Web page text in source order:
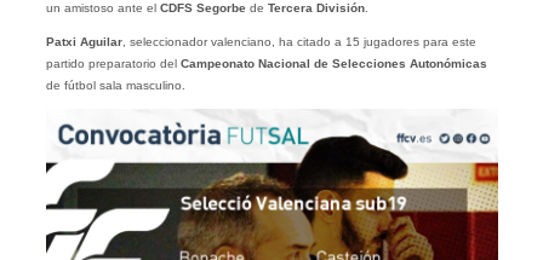
un amistoso ante el CDFS Segorbede Tercera División.
Patxi Aguilar, seleccionador valenciano, ha citado a 15 jugadores para este
partido preparatorio del Campeonato Nacional de Selecciones Autonómicas
de fútbol sala masculino.